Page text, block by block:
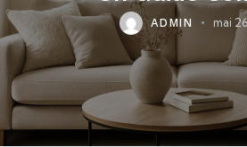
ADMIN mai